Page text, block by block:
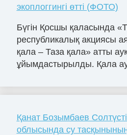
экоплоггингі өтті (ФОТО)
Бүгін Қосшы қаласында
республикалық акциясы
қала – Таза қала» атты
ұйымдастырылды. Қала
Қанат Бозымбаев
облысында су тасқынының